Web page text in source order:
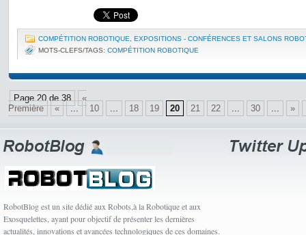
COMPÉTITION ROBOTIQUE
EXPOSITIONS - CONFÉRENCES ET SALONS
MOTS-CLEFS/TAGS: COMPÉTITION ROBOTIQUE
Page 20 de 38
«
Première
« ... 10 ... 18 19 20 21 22 ... 30 ... »
RobotBlog est un site dédié aux Robots,à la Robotique et aux
Exosquelettes, ayant pour objectif de présenter les dernières
actualités, innovations et avancées technologiques de ces domaines.